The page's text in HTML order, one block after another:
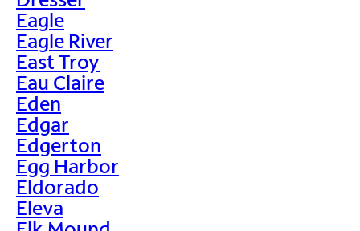
Eagle
Eagle River
East Troy
Eau Claire
Eden
Edgar
Edgerton
Egg Harbor
Eldorado
Eleva